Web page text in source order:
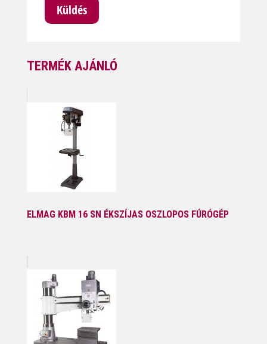
TERMÉK AJÁNLÓ
ELMAG KBM 16 SN ÉKSZÍJAS OSZLOPOS FÚRÓGÉP